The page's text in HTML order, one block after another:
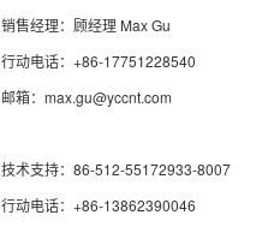
销售经理：顾经理 Max Gu
行动电话：+86-17751228540
邮箱：max.gu@yccnt.com
技术支持：86-512-55172933-8007
行动电话：+86-13862390046